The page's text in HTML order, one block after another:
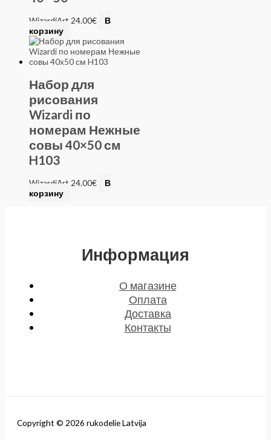
WizardiArt 24.00€
В
корзину
Набор для
рисования
Wizardi по
номерам Нежные
совы 40×50 см
H103
WizardiArt 24.00€
В
корзину
Информация
О магазине
Оплата
Доставка
Контакты
Copyright © 2026 rukodelie Latvija